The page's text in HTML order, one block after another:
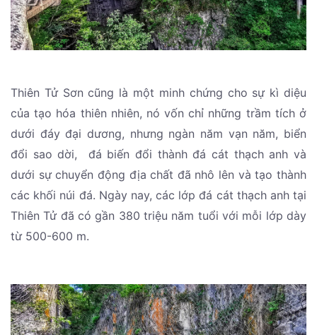
Thiên Tử Sơn cũng là một minh chứng cho sự kì diệu
của tạo hóa thiên nhiên, nó vốn chỉ những trầm tích ở
dưới đáy đại dương, nhưng ngàn năm vạn năm, biển
đổi sao dời, đá biến đổi thành đá cát thạch anh và
dưới sự chuyển động địa chất đã nhô lên và tạo thành
các khối núi đá. Ngày nay, các lớp đá cát thạch anh tại
Thiên Tử đã có gần 380 triệu năm tuổi với mỗi lớp dày
từ 500-600 m.